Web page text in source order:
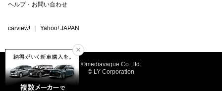
ヘルプ・お問い合わせ
carview! Yahoo! JAPAN
©mediavague Co., ltd.
© LY Corporation